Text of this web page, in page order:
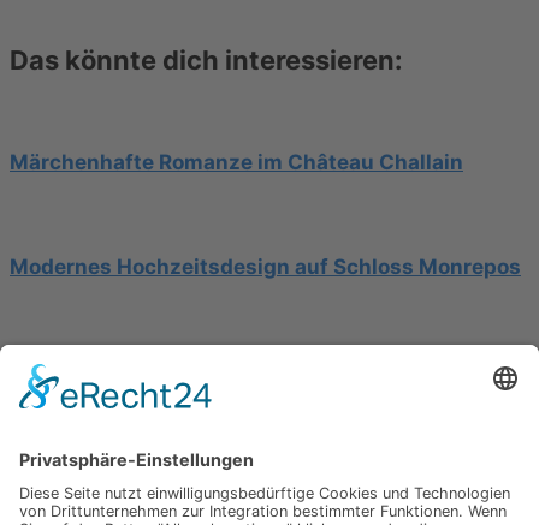
Das könnte dich interessieren:
Märchenhafte Romanze im Château Challain
Modernes Hochzeitsdesign auf Schloss Monrepos
Hochzeit am Gardasee auf einer Segelyacht
Impressum